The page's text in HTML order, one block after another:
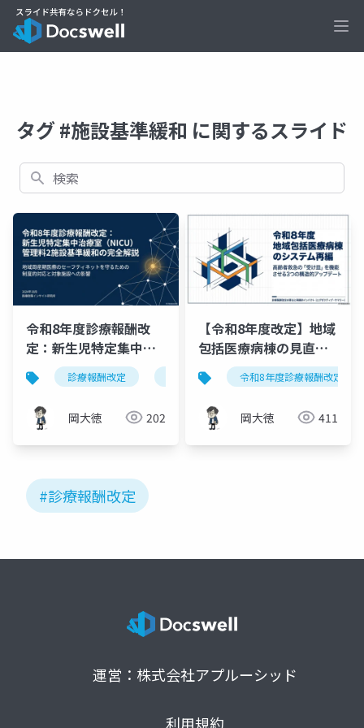
タグ #施設基準緩和 に関するスライド
検索
令和8年度診療報酬改
定：新生児特定集中治
療室（NICU）管理料2
施設基準緩和の完全解
説
診療報酬改定 新生児特定集中治療室管理料 nicu
岡大徳 202
【令和8年度改定】地域
包括医療病棟の見直し
｜入院料再編・施設基
準緩和の要点整理
令和8年度診療報酬改定
岡大徳 411
#診療報酬改定
運営：株式会社アプルーシッド
利用規約